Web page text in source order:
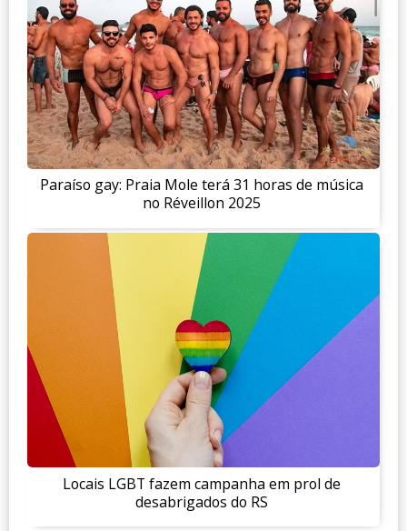
Paraíso gay: Praia Mole terá 31 horas de música
no Réveillon 2025
Locais LGBT fazem campanha em prol de
desabrigados do RS